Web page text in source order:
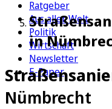
Ratgeber
Aus aller Welt
Politik
Wirtschaft
Newsletter
E-Paper
in
Nümbrecht